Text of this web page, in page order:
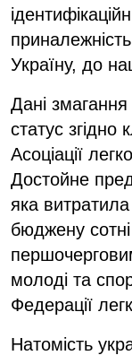
Україну, до
Дані
статус згідно
Асоціації
Достойне
яка
бюджену
молоді та
Федерації
Натомість